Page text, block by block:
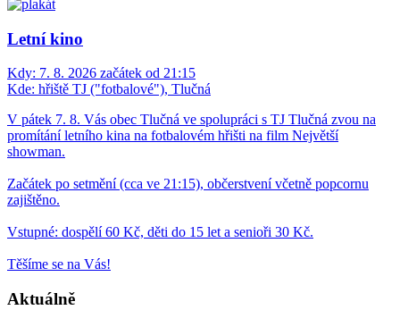
Letní kino
Kdy: 7. 8. 2026 začátek od 21:15
Kde: hřiště TJ ("fotbalové"), Tlučná
V pátek 7. 8. Vás obec Tlučná ve spolupráci s TJ Tlučná zvou na
promítání letního kina na fotbalovém hřišti na film Největší
showman.
Začátek po setmění (cca ve 21:15), občerstvení včetně popcornu
zajištěno.
Vstupné: dospělí 60 Kč, děti do 15 let a senioři 30 Kč.
Těšíme se na Vás!
Aktuálně